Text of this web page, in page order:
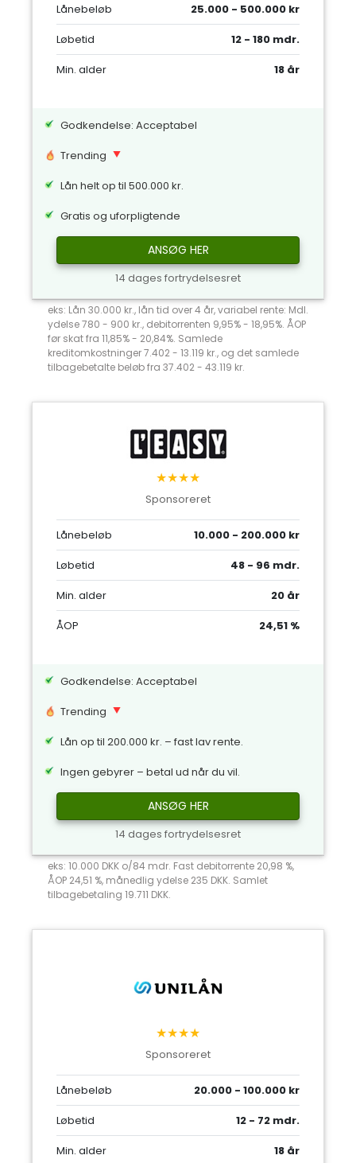
Lånebeløb
25.000 - 500.000 kr
Løbetid
12 - 180 mdr.
Min. alder
18 år
Godkendelse: Acceptabel
Trending
Lån helt op til 500.000 kr.
Gratis og uforpligtende
ANSØG HER
14 dages fortrydelsesret
eks: Lån 30.000 kr., lån tid over 4 år, variabel rente: Mdl.
ydelse 780 - 900 kr., debitorrenten 9,95% - 18,95%. ÅOP
før skat fra 11,85% - 20,84%. Samlede
kreditomkostninger 7.402 - 13.119 kr., og det samlede
tilbagebetalte beløb fra 37.402 - 43.119 kr.
★★★★
Sponsoreret
Lånebeløb
10.000 - 200.000 kr
Løbetid
48 - 96 mdr.
Min. alder
20 år
ÅOP
24,51 %
Godkendelse: Acceptabel
Trending
Lån op til 200.000 kr. – fast lav rente.
Ingen gebyrer – betal ud når du vil.
ANSØG HER
14 dages fortrydelsesret
eks: 10.000 DKK o/84 mdr. Fast debitorrente 20,98 %,
ÅOP 24,51 %, månedlig ydelse 235 DKK. Samlet
tilbagebetaling 19.711 DKK.
★★★★
Sponsoreret
Lånebeløb
20.000 - 100.000 kr
Løbetid
12 - 72 mdr.
Min. alder
18 år